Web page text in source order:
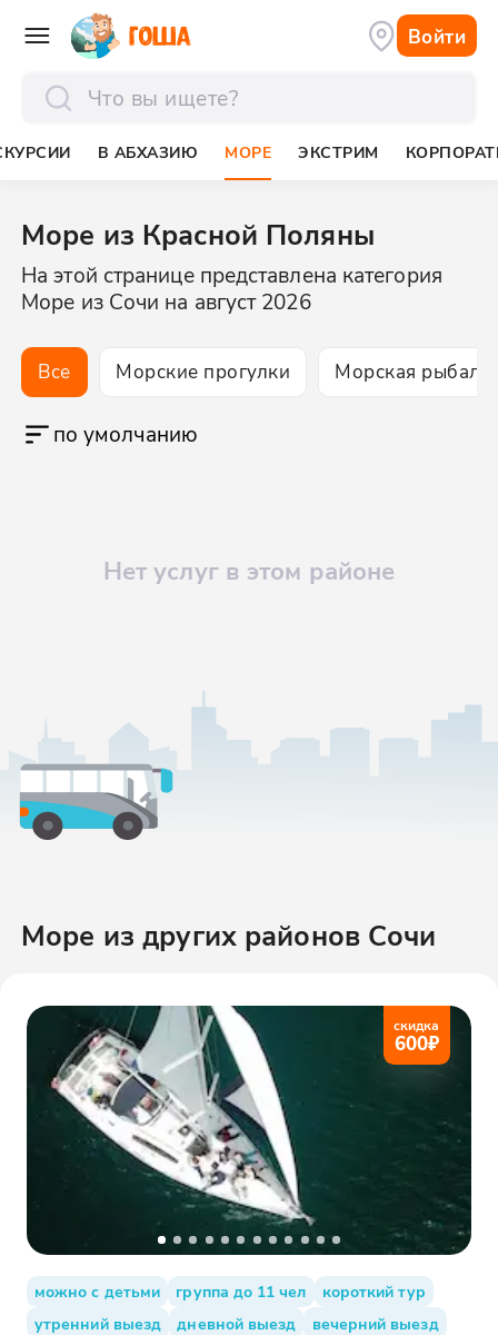
Войти
В АБХАЗИЮ МОРЕ ЭКСТРИМ
Море из Красной Поляны
На этой странице представлена категория
Море из Сочи на август 2026
Все Морские прогулки Морская
по умолчанию
Нет услуг в этом районе
Море из других районов Сочи
скидка
600₽
можно с детьми группа до 11 чел
короткий тур
утренний выезд
дневной выезд вечерний выезд